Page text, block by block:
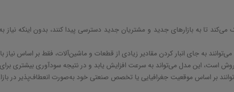
تا به بازارهای جدید و مشتریان جدید دسترسی پیدا کنند، بدون اینکه نیاز
به جای انبار کردن مقادیر زیادی از قطعات و ماشین‌آلات، فقط بر اساس نیاز
فروش است، این مدل می‌تواند به سرعت افزایش یابد و در نتیجه سودآوری بیشتری
بر اساس موقعیت جغرافیایی یا تخصص صنعتی خود به‌صورت انعطاف‌پذیر در